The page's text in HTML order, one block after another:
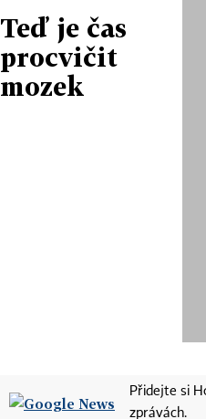
Teď je čas
procvičit
mozek
Přidejte si
zprávách.